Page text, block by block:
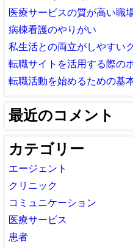
医療サービスの質が高い職
病棟看護のやりがい
私生活との両立がしやすい
転職サイトを活用する際の
転職活動を始めるための基
最近のコメント
カテゴリー
エージェント
クリニック
コミュニケーション
医療サービス
患者